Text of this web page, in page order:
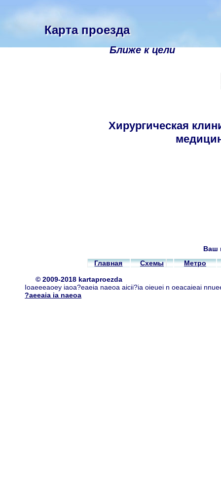
Карта проезда
Ближе к цели
Хирургическая
Ваш
Главная
Схемы Метро
© 2009-2018 kartaproezda
Ioaeeeaoey iaoa?eaeia naeoa aicii?ia oieuei n oeacaieai
?aeeaia ia naeoa